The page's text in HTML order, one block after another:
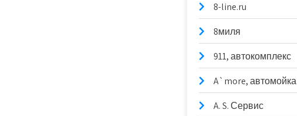
8-line.ru
8миля
911, автокомплекс
A`more, автомойка
A. S. Сервис